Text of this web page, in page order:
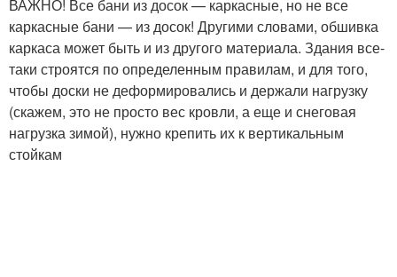
ВАЖНО! Все бани из досок — каркасные, но не все
каркасные бани — из досок! Другими словами, обшивка
каркаса может быть и из другого материала. Здания все-
таки строятся по определенным правилам, и для того,
чтобы доски не деформировались и держали нагрузку
(скажем, это не просто вес кровли, а еще и снеговая
нагрузка зимой), нужно крепить их к вертикальным
стойкам